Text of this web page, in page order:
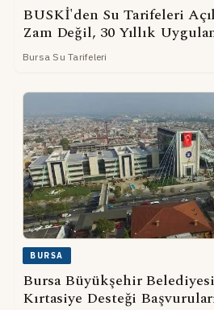
BUSKİ'den Su Tarifeleri
Zam Değil, 30 Yıllık
Bursa Su Tarifeleri
BURSA
Bursa Büyükşehir
Kırtasiye Desteği